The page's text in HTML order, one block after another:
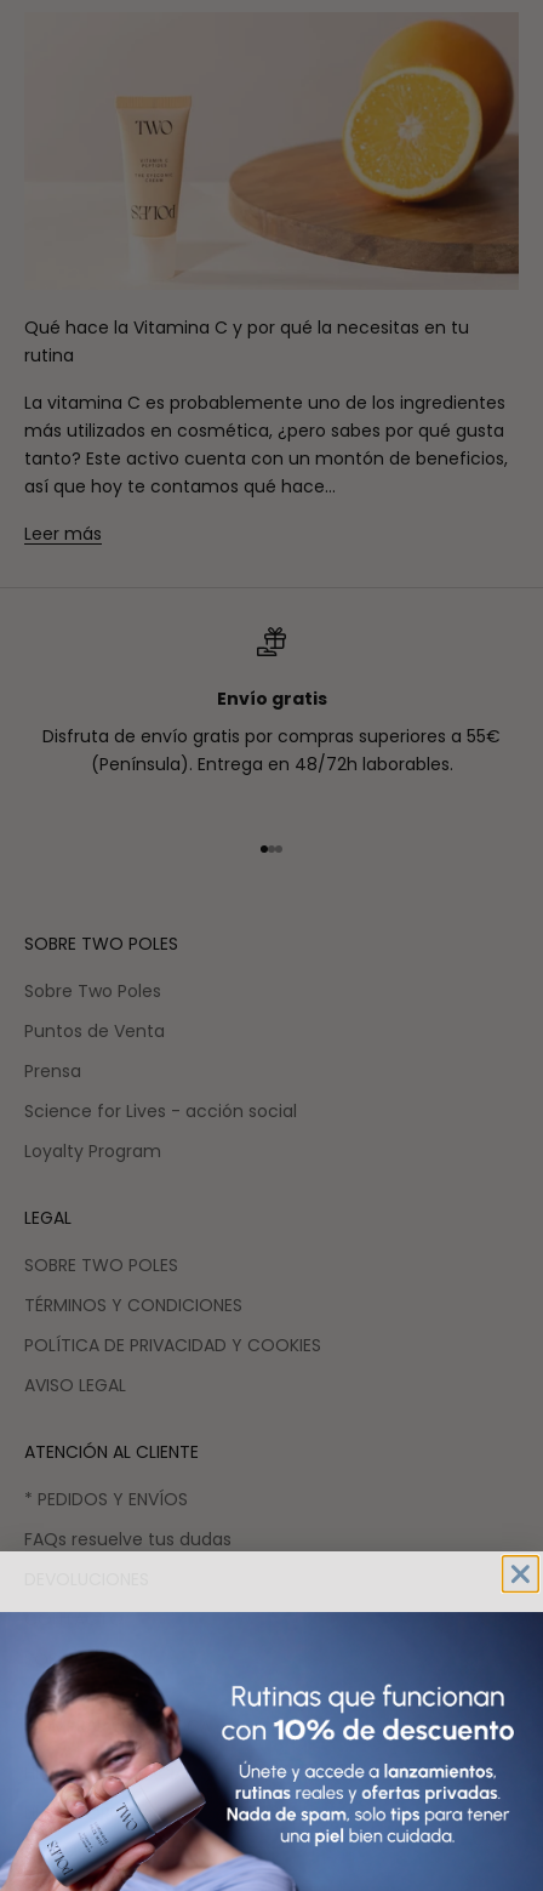
Qué hace la Vitamina C y por qué la necesitas en tu
rutina
La vitamina C es probablemente uno de los ingredientes
más utilizados en cosmética, ¿pero sabes por qué gusta
tanto? Este activo cuenta con un montón de beneficios,
así que hoy te contamos qué hace...
Leer más
Envío gratis
Disfruta de envío gratis por compras superiores a 55€
(Península). Entrega en 48/72h laborables.
Ir al artículo 1
Ir al artículo 2
Ir al artículo 3
SOBRE TWO POLES
Sobre Two Poles
Puntos de Venta
Prensa
Science for Lives - acción social
Loyalty Program
LEGAL
SOBRE TWO POLES
TÉRMINOS Y CONDICIONES
POLÍTICA DE PRIVACIDAD Y COOKIES
AVISO LEGAL
ATENCIÓN AL CLIENTE
* PEDIDOS Y ENVÍOS
FAQs resuelve tus dudas
CONTACTO
SOSTENIBILIDAD
COMPRAR COSMÉTICA
HIDRATANTES FACIALES
LIMPIADORES FACIALES
SÉRUMS FACIALES